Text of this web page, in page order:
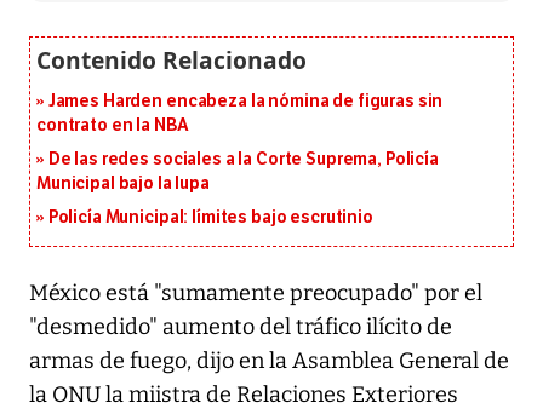
James Harden encabeza la nómina de figuras sin
contrato en la NBA
De las redes sociales a la Corte Suprema, Policía
Municipal bajo la lupa
Policía Municipal: límites bajo escrutinio
México está "sumamente preocupado" por el
"desmedido" aumento del tráfico ilícito de
armas de fuego, dijo en la Asamblea General de
la ONU la miistra de Relaciones Exteriores